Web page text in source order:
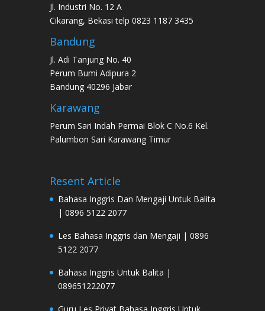
Jl. Industri No. 12 A
Cikarang, Bekasi telp 0823 1187 3435
Bandung
Jl. Adi Tanjung No. 40
Perum Bumi Adipura 2
Bandung 40296 Jabar
Karawang
Perum Sari Indah Permai Blok C No.6 Kel.
Palumbon Sari Karawang Timur
Resent Article
Bahasa Inggris Dan Mengaji Untuk Balita
| 0896 5122 2077
Les Bahasa Inggris dan Mengaji | 0896
5122 2077
Bahasa Inggris Untuk Balita |
089651222077